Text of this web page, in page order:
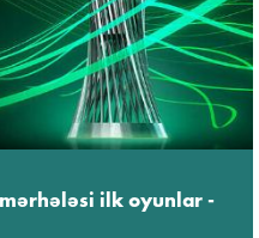
ilk oyunlar -